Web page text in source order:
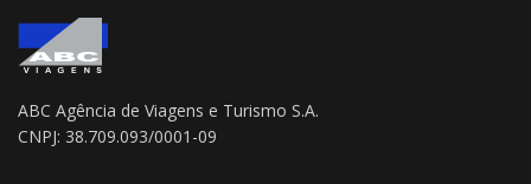
ABC Agência de Viagens e Turismo S.A.
CNPJ: 38.709.093/0001-09